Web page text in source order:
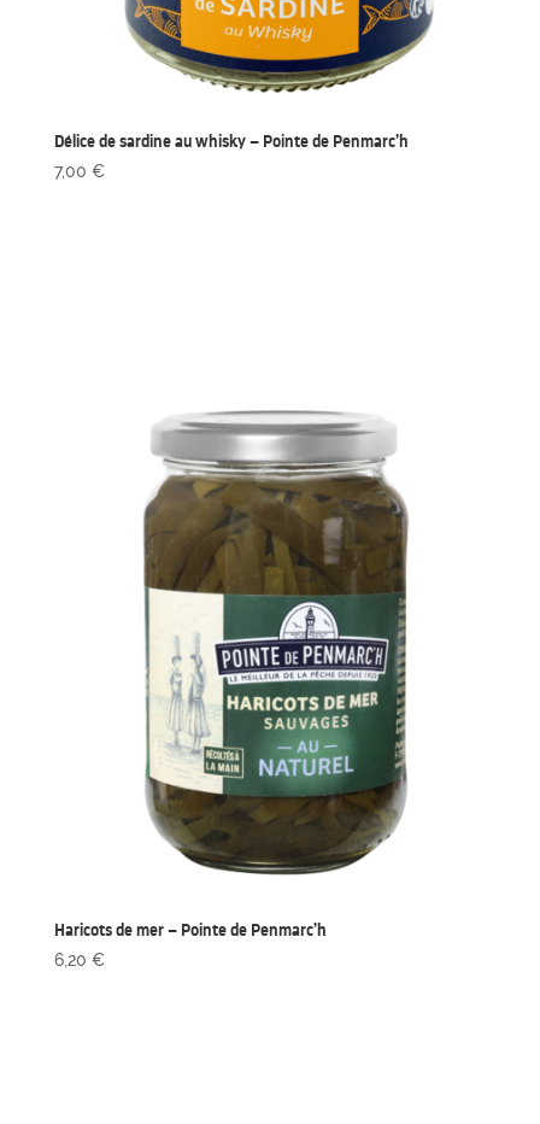
Délice de sardine au whisky – Pointe de Penmarc’h
7,00 €
Haricots de mer – Pointe de Penmarc’h
6,20 €